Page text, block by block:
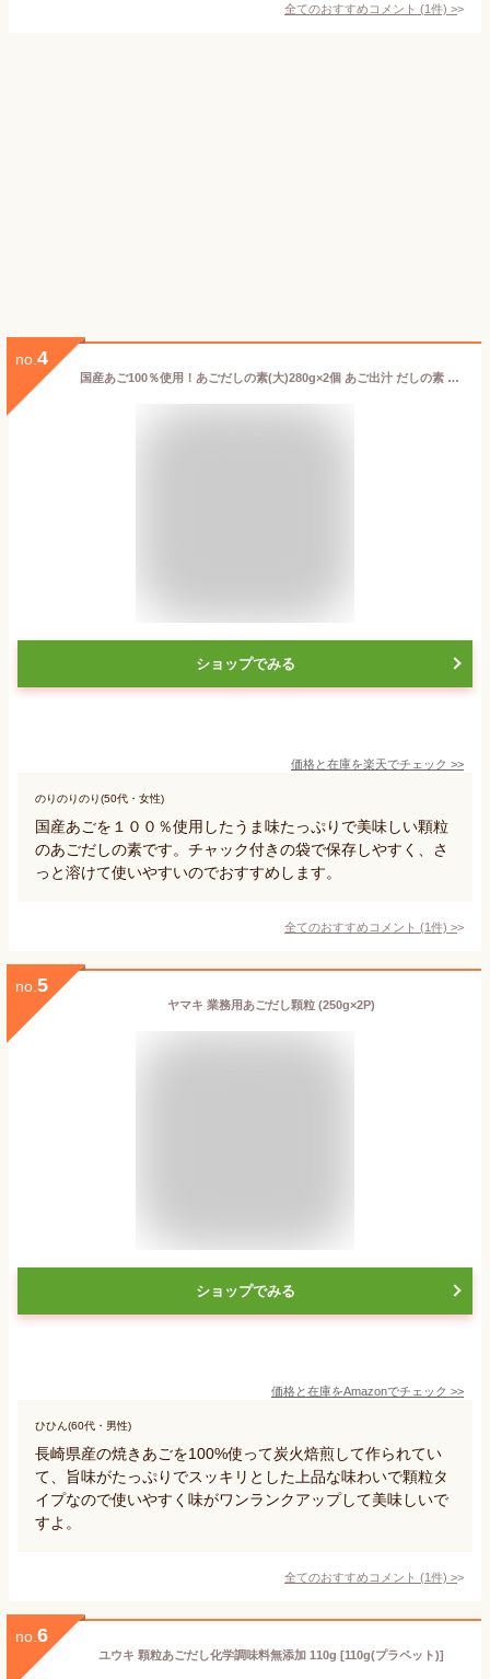
全てのおすすめコメント (1件) >
no. 4
国産あご100％使用！あごだしの素(大)280g×2個 あご出汁 だしの素 顆粒だし 国産飛魚 飛魚出汁 汁物 うどん 鍋物 炒め物 万能だし 季折
ショップでみる
価格と在庫を楽天でチェック >>
のりのりのり(50代・女性)
国産あごを１００％使用したうま味たっぷりで美味しい顆粒
のあごだしの素です。チャック付きの袋で保存しやすく、さ
っと溶けて使いやすいのでおすすめします。
全てのおすすめコメント (1件) >
no. 5
ヤマキ 業務用あごだし顆粒 (250g×2P)
ショップでみる
価格と在庫をAmazonでチェック >>
ひひん(60代・男性)
長崎県産の焼きあごを100%使って炭火焙煎して作られてい
て、旨味がたっぷりでスッキリとした上品な味わいで顆粒タ
イプなので使いやすく味がワンランクアップして美味しいで
すよ。
全てのおすすめコメント (1件) >
no. 6
ユウキ 顆粒あごだし化学調味料無添加 110g [110g(プラペット)]